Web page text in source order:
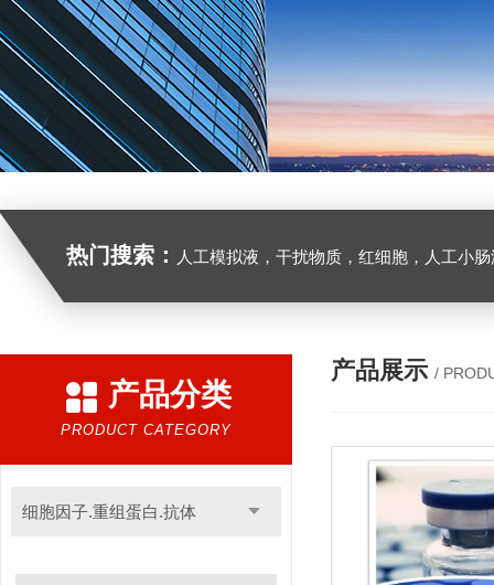
热门搜索： 人工模拟液，干扰物质，红细胞，人工小
产品分类
PRODUCT CATEGORY
细胞因子.重组蛋白.抗体
产品展示 /